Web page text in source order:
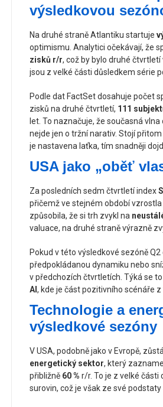
výsledkovou
Na druhé straně Atlantiku startuje
optimismu. Analytici očekávají, že
zisků r/r, což by bylo druhé
jsou z velké části důsledkem série
Podle dat FactSet dosahuje počet
zisků na druhé čtvrtletí, 111
let. To naznačuje, že současná
nejde jen o tržní narativ. Stojí
je nastavena laťka, tím snadněji
USA jako „oběť
Za posledních sedm čtvrtletí index
přičemž ve stejném období vzrostla
způsobila, že si trh zvykl na
valuace, na druhé straně výrazně
Pokud v této výsledkové sezóně
předpokládanou dynamiku nebo
v předchozích čtvrtletích. Týká se
AI, kde je část pozitivního scénáře
Technologie a
výsledkové sezóny
V USA, podobně jako v Evropě,
energetický sektor, který
přibližně 60 % r/r. To je z velké
surovin, což je však ze své podstaty